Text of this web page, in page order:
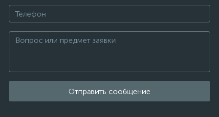
Отправить сообщение